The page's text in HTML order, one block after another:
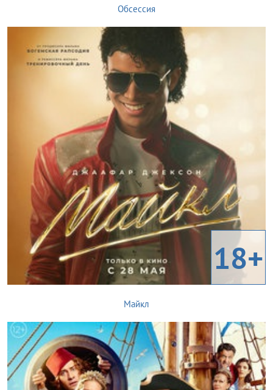
Обсессия
18+
Майкл